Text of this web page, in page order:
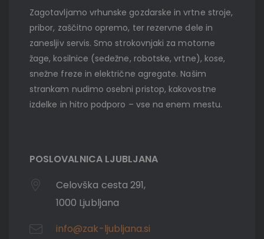
Zagotavljamo vrhunske gozdarske in vrtne stroje,
pribor, zaščitno opremo, ter rezervne dele in
zanesljiv servis. Smo strokovnjaki za motorne
žage, kosilnice (sedežne, robotske, vrtne), kose,
snežne freze in električne agregate. Našim
strankam nudimo osebni pristop, kakovostne
izdelke in hitro podporo – vse na enem mestu.
POSLOVALNICA LJUBLJANA
Celovška cesta 291,
1000 Ljubljana
info@zak-ljubljana.si